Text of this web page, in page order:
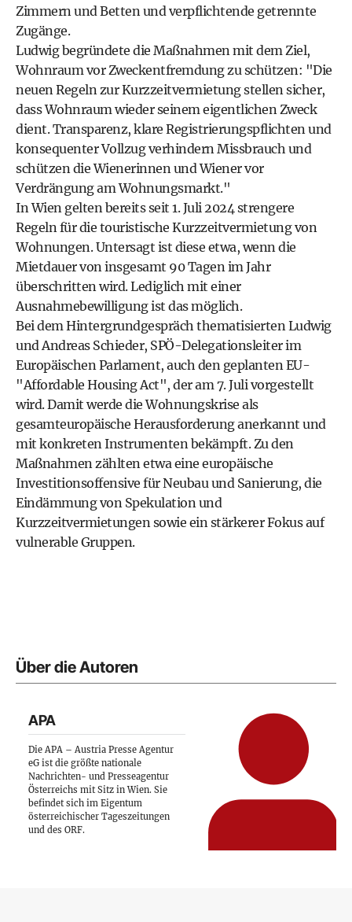
Zimmern und Betten und verpflichtende getrennte
Zugänge.
Ludwig begründete die Maßnahmen mit dem Ziel,
Wohnraum vor Zweckentfremdung zu schützen: "Die
neuen Regeln zur Kurzzeitvermietung stellen sicher,
dass Wohnraum wieder seinem eigentlichen Zweck
dient. Transparenz, klare Registrierungspflichten und
konsequenter Vollzug verhindern Missbrauch und
schützen die Wienerinnen und Wiener vor
Verdrängung am Wohnungsmarkt."
In Wien gelten bereits seit 1. Juli 2024 strengere
Regeln für die touristische Kurzzeitvermietung von
Wohnungen. Untersagt ist diese etwa, wenn die
Mietdauer von insgesamt 90 Tagen im Jahr
überschritten wird. Lediglich mit einer
Ausnahmebewilligung ist das möglich.
Bei dem Hintergrundgespräch thematisierten Ludwig
und Andreas Schieder, SPÖ-Delegationsleiter im
Europäischen Parlament, auch den geplanten EU-
"Affordable Housing Act", der am 7. Juli vorgestellt
wird. Damit werde die Wohnungskrise als
gesamteuropäische Herausforderung anerkannt und
mit konkreten Instrumenten bekämpft. Zu den
Maßnahmen zählten etwa eine europäische
Investitionsoffensive für Neubau und Sanierung, die
Eindämmung von Spekulation und
Kurzzeitvermietungen sowie ein stärkerer Fokus auf
vulnerable Gruppen.
Über die Autoren
APA
Die APA – Austria Presse Agentur
eG ist die größte nationale
Nachrichten- und Presseagentur
Österreichs mit Sitz in Wien. Sie
befindet sich im Eigentum
österreichischer Tageszeitungen
und des ORF.